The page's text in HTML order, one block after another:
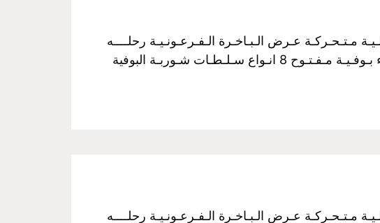
رقم ( 1 ) أجـمـل وافـخـم رحـلـة نـيـلـيـة مـتـحـركـة عـرض الـبـاخـرة الـفـرعـونـيـة رحلــــه
الغــــداء سـعـر الـفـرد :350 جـنـيـة مــن الساعـــه 3 عـصراً الـي الـسـاعـــه 5 مـسـاءً غـــداء بـوفـيـة مـفـتـوح 8 انـواع سـلـطـات شـوربـة البوفية
رقم ( 1 ) أجـمـل وافـخـم رحـلـة نـيـلـيـة مـتـحـركـة عـرض الـبـاخـرة الـفـرعـونـيـة رحلــــه